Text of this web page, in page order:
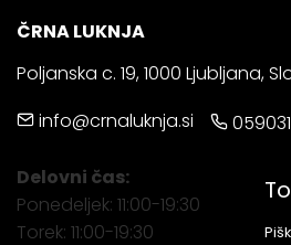
ČRNA LUKNJA
Poljanska c. 19, 1000 Ljubljana,
info@crnaluknja.si
Delovni čas:
Ponedeljek: 11:00-19:30
Torek: 11:00-19:30